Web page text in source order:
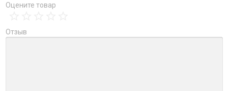
Оцените товар
Отзыв